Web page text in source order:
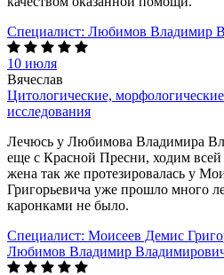
Специалист: Любимов Владимир
10 июля
Вячеслав
Цитологические,
исследования
Лечюсь у Любимова Владимира
еще с Красной Пресни, ходим всей
жена так же протезировалась у
Григорьевича уже прошло много
каронками не было.
Специалист: Моисеев Демис
Любимов Владимир